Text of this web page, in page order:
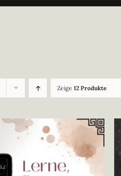
Zeige 12 Produkte